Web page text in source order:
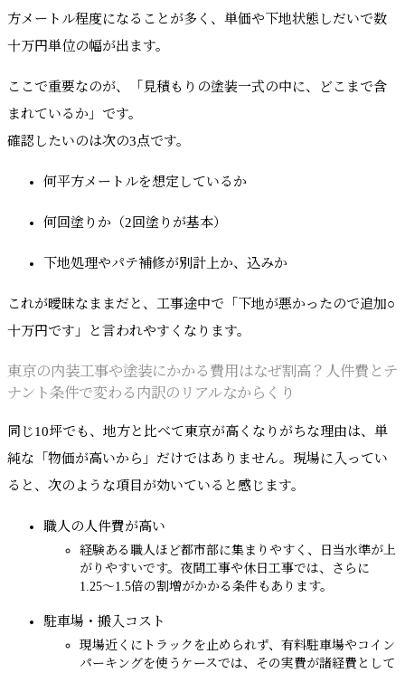
方メートル程度になることが多く、単価や下地状態しだいで数
十万円単位の幅が出ます。
ここで重要なのが、「見積もりの塗装一式の中に、どこまで含
まれているか」です。
確認したいのは次の3点です。
何平方メートルを想定しているか
何回塗りか（2回塗りが基本）
下地処理やパテ補修が別計上か、込みか
これが曖昧なままだと、工事途中で「下地が悪かったので追加○
十万円です」と言われやすくなります。
東京の内装工事や塗装にかかる費用はなぜ割高？人件費とテ
ナント条件で変わる内訳のリアルなからくり
同じ10坪でも、地方と比べて東京が高くなりがちな理由は、単
純な「物価が高いから」だけではありません。現場に入ってい
ると、次のような項目が効いていると感じます。
職人の人件費が高い
経験ある職人ほど都市部に集まりやすく、日当水準が上
がりやすいです。夜間工事や休日工事では、さらに
1.25〜1.5倍の割増がかかる条件もあります。
駐車場・搬入コスト
現場近くにトラックを止められず、有料駐車場やコイン
パーキングを使うケースでは、その実費が諸経費として